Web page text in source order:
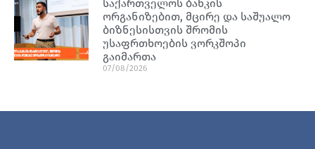
საქართველოს ბანკის
ორგანიზებით, მცირე და საშუალო
ბიზნესისთვის შრომის
უსაფრთხოების ვორკშოპი
გაიმართა
07/08/2026